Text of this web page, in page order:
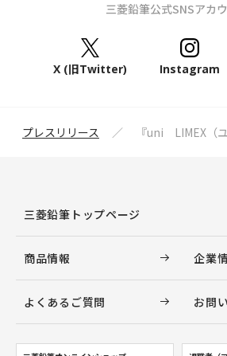
三菱鉛筆公式SNSアカ
X (旧Twitter) Instagram
プレスリリース 『uni LIMEX（
三菱鉛筆トップページ
商品情報 企業
よくあるご質問 お問